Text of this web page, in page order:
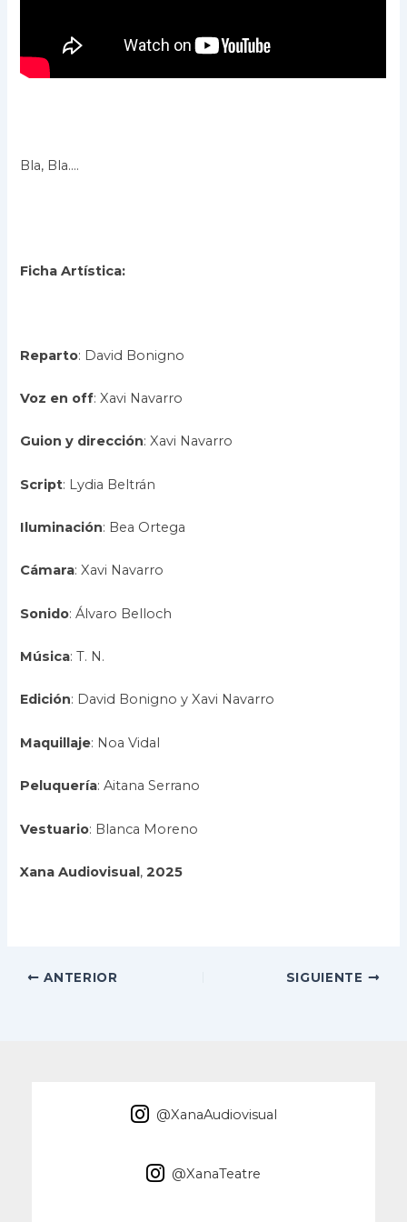
Bla, Bla….
FichaArtística:
Reparto: David Bonigno
Voz en off: Xavi Navarro
Guion y dirección: Xavi Navarro
Script: Lydia Beltrán
Iluminación: Bea Ortega
Cámara: Xavi Navarro
Sonido: Álvaro Belloch
Música: T. N.
Edición: David Bonigno y Xavi Navarro
Maquillaje: Noa Vidal
Peluquería: Aitana Serrano
Vestuario: Blanca Moreno
Xana Audiovisual,2025
ANTERIOR SIGUIENTE
@XanaAudiovisual
@XanaTeatre